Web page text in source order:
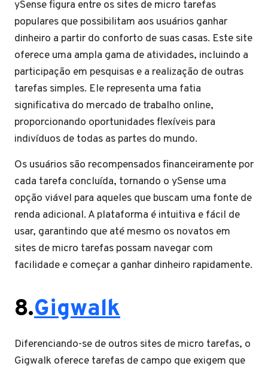
ySense figura entre os sites de micro tarefas
populares que possibilitam aos usuários ganhar
dinheiro a partir do conforto de suas casas. Este site
oferece uma ampla gama de atividades, incluindo a
participação em pesquisas e a realização de outras
tarefas simples. Ele representa uma fatia
significativa do mercado de trabalho online,
proporcionando oportunidades flexíveis para
indivíduos de todas as partes do mundo.
Os usuários são recompensados financeiramente por
cada tarefa concluída, tornando o ySense uma
opção viável para aqueles que buscam uma fonte de
renda adicional. A plataforma é intuitiva e fácil de
usar, garantindo que até mesmo os novatos em
sites de micro tarefas possam navegar com
facilidade e começar a ganhar dinheiro rapidamente.
8.Gigwalk
Diferenciando-se de outros sites de micro tarefas, o
Gigwalk oferece tarefas de campo que exigem que